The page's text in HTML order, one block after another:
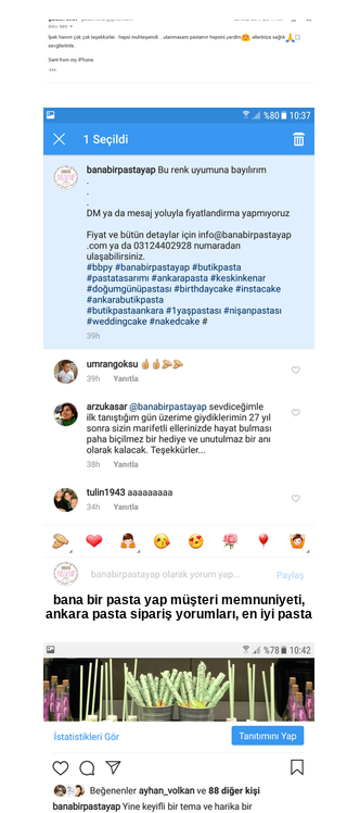
bana bir pasta yap müşteri memnuniyeti,
ankara pasta sipariş yorumları, en iyi pasta